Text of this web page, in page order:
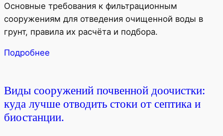
Основные требования к фильтрационным
сооружениям для отведения очищенной воды в
грунт, правила их расчёта и подбора.
Подробнее
Виды сооружений почвенной доочистки:
куда лучше отводить стоки от септика и
биостанции.